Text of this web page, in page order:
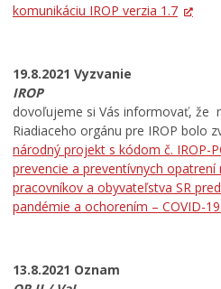
komunikáciu IROP verzia 1.7
19.8.2021 Vyzvanie
IROP
dovoľujeme si Vás informovať, že
Riadiaceho orgánu pre IROP bolo
národný projekt s kódom č. IROP-
prevencie a preventívnych
pracovníkov a obyvateľstva SR
pandémie a ochorením – COVID-
13.8.2021 Oznam